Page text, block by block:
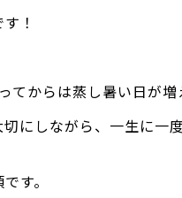
！
からは蒸し暑い日が増
にしながら、一生に一
す。